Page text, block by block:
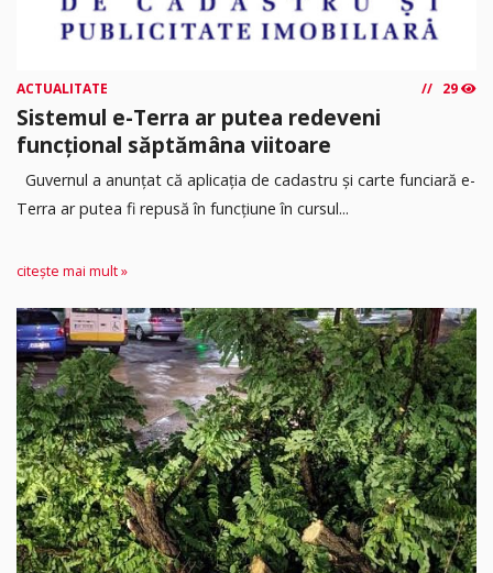
ACTUALITATE 29
Sistemul e-Terra ar putea redeveni
funcțional săptămâna viitoare
Guvernul a anunțat că aplicația de cadastru și carte funciară e-
Terra ar putea fi repusă în funcțiune în cursul...
citește mai mult »